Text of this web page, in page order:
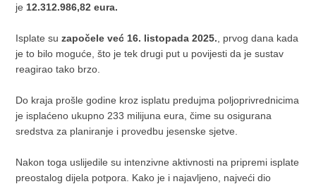
je 12.312.986,82 eura.
Isplate suzapočele već 16. listopada 2025. , prvog dana kada
je to bilo moguće, što je tek drugi put u povijesti da je sustav
reagirao tako brzo.
Do kraja prošle godine kroz isplatu predujma poljoprivrednicima
je isplaćeno ukupno 233 milijuna eura, čime su osigurana
sredstva za planiranje i provedbu jesenske sjetve.
Nakon toga uslijedile su intenzivne aktivnosti na pripremi isplate
preostalog dijela potpora. Kako je i najavljeno, najveći dio